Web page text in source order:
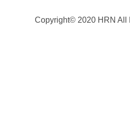
Copyright© 2020 HRN All